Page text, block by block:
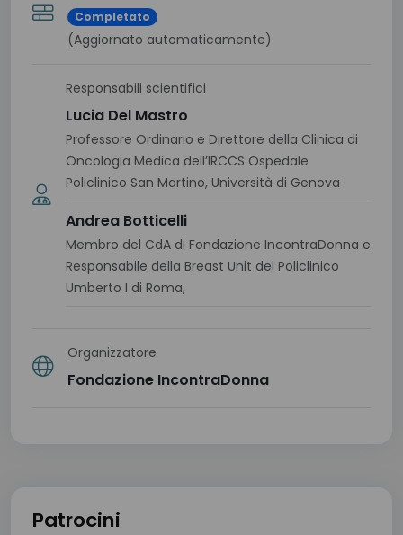
Completato
(Aggiornato automaticamente)
Responsabili scientifici
Lucia Del Mastro
Professore Ordinario e Direttore della Clinica di
Oncologia Medica dell’IRCCS Ospedale
Policlinico San Martino, Università di Genova
Andrea Botticelli
Membro del CdA di Fondazione IncontraDonna e
Responsabile della Breast Unit del Policlinico
Umberto I di Roma,
Organizzatore
Fondazione IncontraDonna
Patrocini